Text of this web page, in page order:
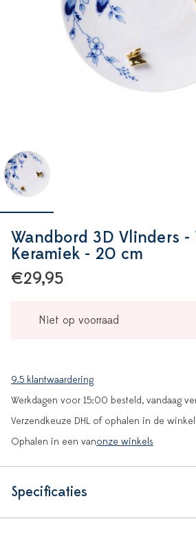
Wandbord 3D Vlinders
Keramiek - 20 cm
€29,95
Niet op voorraad
9.5 klantwaardering
Werkdagen voor 15:00 besteld, vandaag
Verzendkeuze DHL of ophalen in de winkel
Ophalen in een vanonze winkels
Specificaties